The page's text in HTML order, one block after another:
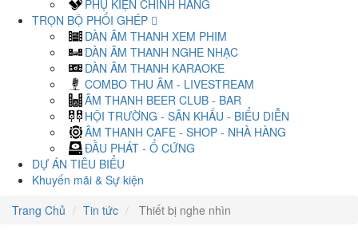
PHỤ KIỆN CHÍNH HÃNG
TRỌN BỘ PHỐI GHÉP
DÀN ÂM THANH XEM PHIM
DÀN ÂM THANH NGHE NHẠC
DÀN ÂM THANH KARAOKE
COMBO THU ÂM - LIVESTREAM
ÂM THANH BEER CLUB - BAR
HỘI TRƯỜNG - SÂN KHẤU - BIỂU DIỄN
ÂM THANH CAFE - SHOP - NHÀ HÀNG
ĐẦU PHÁT - Ổ CỨNG
DỰ ÁN TIÊU BIỂU
Khuyến mãi & Sự kiện
Trang Chủ
Tin tức Thiết bị nghe nhìn